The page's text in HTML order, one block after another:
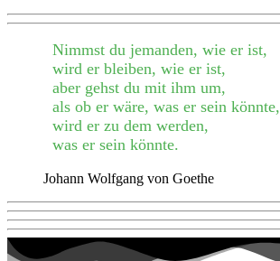
Nimmst du jemanden, wie er ist,
wird er bleiben, wie er ist,
aber gehst du mit ihm um,
als ob er wäre, was er sein könnte,
wird er zu dem werden,
was er sein könnte.
Johann Wolfgang von Goethe